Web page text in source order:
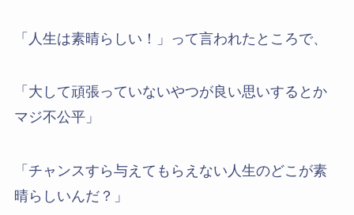
「人生は素晴らしい！」って言われたところで、
「大して頑張っていないやつが良い思いするとか
マジ不公平」
「チャンスすら与えてもらえない人生のどこが素
晴らしいんだ？」